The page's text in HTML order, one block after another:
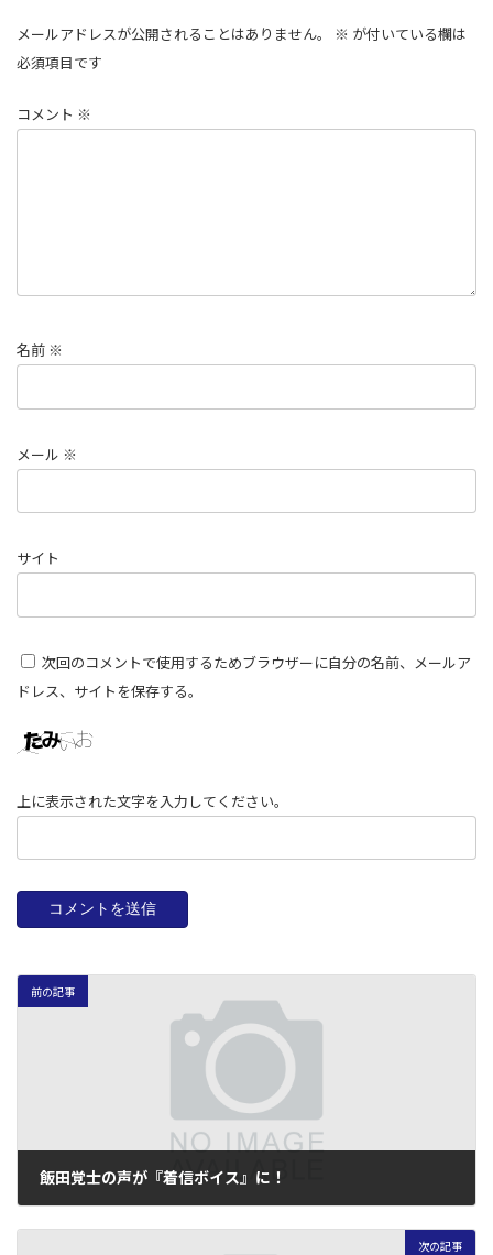
メールアドレスが公開されることはありません。 ※ が付いている欄は
必須項目です
コメント ※
名前 ※
メール ※
サイト
次回のコメントで使用するためブラウザーに自分の名前、メールア
ドレス、サイトを保存する。
上に表示された文字を入力してください。
前の記事
飯田覚士の声が『着信ボイス』に！
次の記事